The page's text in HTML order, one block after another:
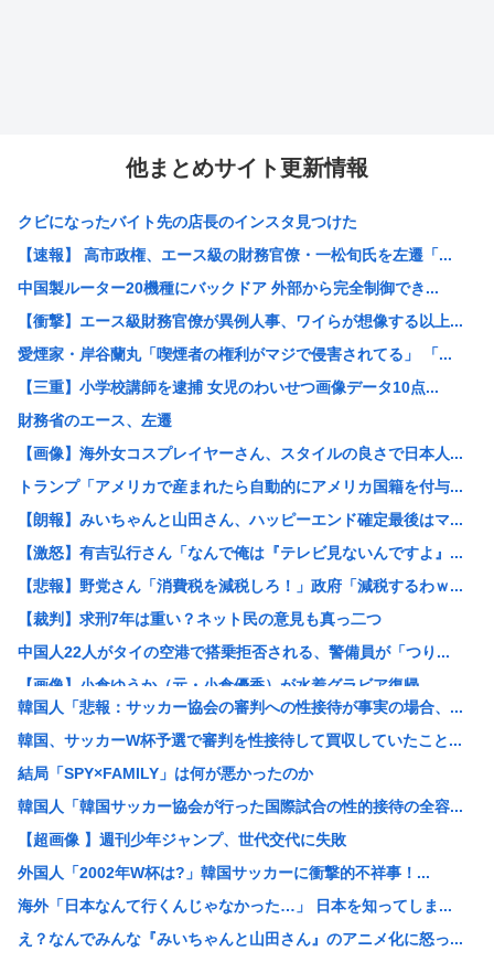
他まとめサイト更新情報
クビになったバイト先の店長のインスタ見つけた
【速報】 高市政権、エース級の財務官僚・一松旬氏を左遷「...
中国製ルーター20機種にバックドア 外部から完全制御でき...
【衝撃】エース級財務官僚が異例人事、ワイらが想像する以上...
愛煙家・岸谷蘭丸「喫煙者の権利がマジで侵害されてる」 「...
【三重】小学校講師を逮捕 女児のわいせつ画像データ10点...
財務省のエース、左遷
【画像】海外女コスプレイヤーさん、スタイルの良さで日本人...
トランプ「アメリカで産まれたら自動的にアメリカ国籍を付与...
【朗報】みいちゃんと山田さん、ハッピーエンド確定最後はマ...
【激怒】有吉弘行さん「なんで俺は『テレビ見ないんですよ』...
【悲報】野党さん「消費税を減税しろ！」政府「減税するわｗ...
【裁判】求刑7年は重い？ネット民の意見も真っ二つ
中国人22人がタイの空港で搭乗拒否される、警備員が「つり...
【画像】小倉ゆうか（元・小倉優香）が水着グラビア復帰
【画像】イギリスの恋愛番組セクシー過ぎてしまうwww
【画像】令和のJKの待ち受け画像、俺たちには眩しすぎるw...
【画像】電撃婚から1年半…狩野舞子さん、黒ドレス姿の激変...
【画像あり】中学生アイドルの撮影会の様子をご覧くださいｗ...
【画像】『菓子パン』だけ食べてる男の部屋、ガチでエグいw...
石油もない、鉄もない、国土の7割は山…それでも日本が世界...
豊臣秀吉と徳川家康 どちらが強かったの
中国、アメリカに対する制裁を一斉発表
韓国人「悲報：サッカー協会の審判への性接待が事実の場合、...
韓国、サッカーW杯予選で審判を性接待して買収していたこと...
結局「SPY×FAMILY」は何が悪かったのか
韓国人「韓国サッカー協会が行った国際試合の性的接待の全容...
【超画像 】週刊少年ジャンプ、世代交代に失敗
外国人「2002年W杯は?」韓国サッカーに衝撃的不祥事！...
海外「日本なんて行くんじゃなかった…」 日本を知ってしま...
え？なんでみんな『みいちゃんと山田さん』のアニメ化に怒っ...